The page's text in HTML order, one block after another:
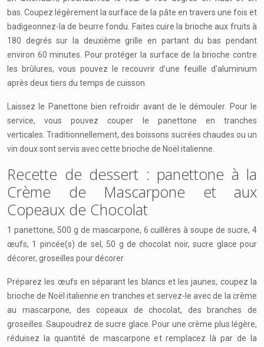
bas. Coupez légèrement la surface de la pâte en travers une fois et
badigeonnez-la de beurre fondu. Faites cuire la brioche aux fruits à
180 degrés sur la deuxième grille en partant du bas pendant
environ 60 minutes. Pour protéger la surface de la brioche contre
les brûlures, vous pouvez le recouvrir d’une feuille d’aluminium
après deux tiers du temps de cuisson.
Laissez le Panettone bien refroidir avant de le démouler. Pour le
service, vous pouvez couper le panettone en tranches
verticales. Traditionnellement, des boissons sucrées chaudes ou un
vin doux sont servis avec cette brioche de Noël italienne.
Recette de dessert : panettone à la
Crème de Mascarpone et aux
Copeaux de Chocolat
1 panettone, 500 g de mascarpone, 6 cuillères à soupe de sucre, 4
œufs, 1 pincée(s) de sel, 50 g de chocolat noir, sucre glace pour
décorer, groseilles pour décorer
Préparez les œufs en séparant les blancs et les jaunes, coupez la
brioche de Noël italienne en tranches et servez-le avec de la crème
au mascarpone, des copeaux de chocolat, des branches de
groseilles. Saupoudrez de sucre glace. Pour une crème plus légère,
réduisez la quantité de mascarpone et remplacez là par de la